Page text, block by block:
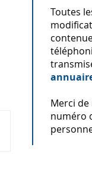
Toutes
Merci
numéro